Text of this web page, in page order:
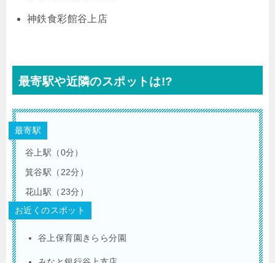
神鉄食彩館谷上店
最寄駅や近隣のスポットは!?
最寄駅
谷上駅（0分）
箕谷駅（22分）
花山駅（23分）
お近くのスポット
谷上保育園きらら分園